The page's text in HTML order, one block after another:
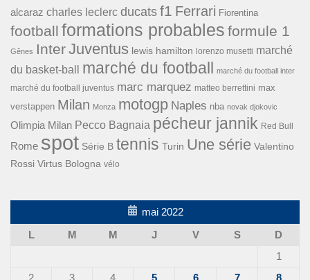
alcaraz charles leclerc ducats f1 Ferrari Fiorentina
football formations probables formule 1
Gênes InterJuventus lewis hamilton lorenzo musetti marché
du basket-ball
marché du football marché du football inter
marché du football juventus marc marquez matteo berrettini max
verstappen Milan Monza motogp Naples nba novak djokovic
Olimpia Milan Pecco Bagnaia pécheur jannik Red Bull
Rome spot Série B tennis Turin Une série Valentino
Rossi Virtus Bologna vélo
mai 2022
L
M M J V S
D
1
2
3 4 5 6 7 8